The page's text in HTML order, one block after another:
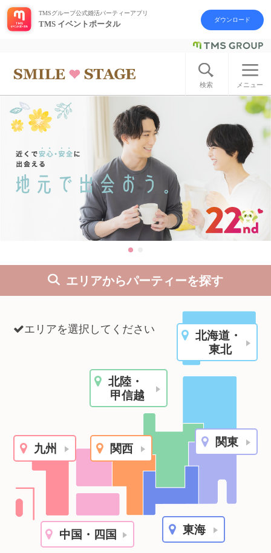
ログイン アカウント登録
はじめての方へ
今週の婚活パーティー
婚活パーティーの流れ
よくあるご質問
アフターアプローチとは
お問い合わせ
公式アカウントで最新情報を配信中！
約1,300店
おすすめの優良結婚相談所をご紹介
TMSグループ公式婚活パーティーアプリ
TMS イベントポータル ダウンロード
検索 メニュー
エリアからパーティーを探す
エリアを選択してください
北海道・
東北
北陸・
甲信越
関東
東海
関西
中国・四国
九州